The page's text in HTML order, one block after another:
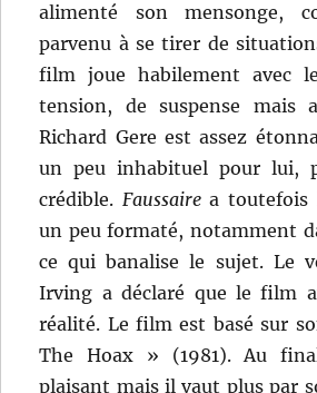
alimenté son mensonge,
parvenu à se tirer de
film joue habilement avec
tension, de suspense mais
Richard Gere est assez
un peu inhabituel pour lui,
crédible. Faussairea toutefois
un peu formaté, notamment
ce qui banalise le sujet. Le
Irving a déclaré que le film
réalité. Le film est basé sur
The Hoax » (1981). Au
plaisant mais il vaut plus par